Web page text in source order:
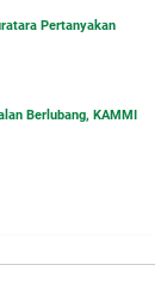
Pertanyakan
Berlubang, KAMMI